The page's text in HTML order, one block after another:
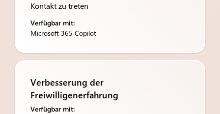
Kontakt zu treten
Verfügbar mit:
Microsoft 365 Copilot
Verbesserung der
Freiwilligenerfahrung
Verfügbar mit: